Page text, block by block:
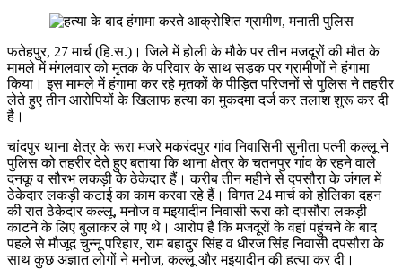
फतेहपुर, 27 मार्च (हि.स.)। जिले में होली के मौके पर तीन मजदूरों की मौत के
मामले में मंगलवार को मृतक के परिवार के साथ सड़क पर ग्रामीणों ने हंगामा
किया। इस मामले में हंगामा कर रहे मृतकों के पीड़ित परिजनों से पुलिस ने तहरीर
लेते हुए तीन आरोपियों के खिलाफ हत्या का मुकदमा दर्ज कर तलाश शुरू कर दी
है।
चांदपुर थाना क्षेत्र के रूरा मजरे मकरंदपुर गांव निवासिनी सुनीता पत्नी कल्लू ने
पुलिस को तहरीर देते हुए बताया कि थाना क्षेत्र के चतनपुर गांव के रहने वाले
दनकू व सौरभ लकड़ी के ठेकेदार हैं। करीब तीन महीने से दपसौरा के जंगल में
ठेकेदार लकड़ी कटाई का काम करवा रहे हैं। विगत 24 मार्च को होलिका दहन
की रात ठेकेदार कल्लू, मनोज व मइयादीन निवासी रूरा को दपसौरा लकड़ी
काटने के लिए बुलाकर ले गए थे। आरोप है कि मजदूरों के वहां पहुंचने के बाद
पहले से मौजूद चुन्नू परिहार, राम बहादुर सिंह व धीरज सिंह निवासी दपसौरा के
साथ कुछ अज्ञात लोगों ने मनोज, कल्लू और मइयादीन की हत्या कर दी।